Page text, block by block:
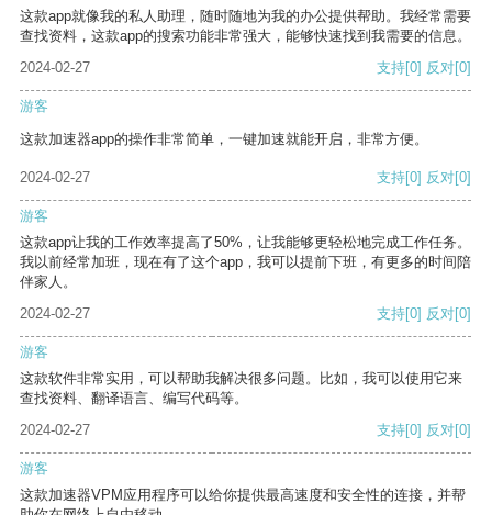
这款app就像我的私人助理，随时随地为我的办公提供帮助。我经常需要
查找资料，这款app的搜索功能非常强大，能够快速找到我需要的信息。
2024-02-27
支持[0] 反对[0]
游客
这款加速器app的操作非常简单，一键加速就能开启，非常方便。
2024-02-27 支持[0] 反对[0]
游客
这款app让我的工作效率提高了50%，让我能够更轻松地完成工作任务。
我以前经常加班，现在有了这个app，我可以提前下班，有更多的时间陪
伴家人。
2024-02-27
支持[0] 反对[0]
游客
这款软件非常实用，可以帮助我解决很多问题。比如，我可以使用它来
查找资料、翻译语言、编写代码等。
2024-02-27
支持[0] 反对[0]
游客
这款加速器VPM应用程序可以给你提供最高速度和安全性的连接，并帮